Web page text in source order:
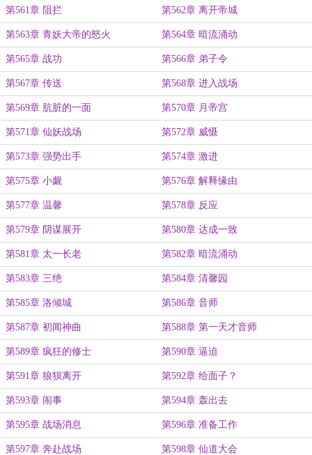
第561章 阻拦 第562章 离开帝城
第563章 青妖大帝的怒火 第564章 暗流涌动
第565章 战功 第566章 弟子令
第567章 传送 第568章 进入战场
第569章 肮脏的一面 第570章 月帝宫
第571章 仙妖战场 第572章 威慑
第573章 强势出手 第574章 激进
第575章 小觑 第576章 解释缘由
第577章 温馨 第578章 反应
第579章 阴谋展开 第580章 达成一致
第581章 太一长老 第582章 暗流涌动
第583章 三绝 第584章 清馨园
第585章 洛倾城 第586章 音师
第587章 初闻神曲 第588章 第一天才音师
第589章 疯狂的修士 第590章 逼迫
第591章 狼狈离开 第592章 给面子？
第593章 闹事 第594章 轰出去
第595章 战场消息 第596章 准备工作
第597章 奔赴战场 第598章 仙道大会